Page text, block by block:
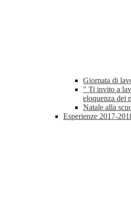
Giornata di
" Ti invito a
eloquenza dei
Natale alla
Esperienze 2017-